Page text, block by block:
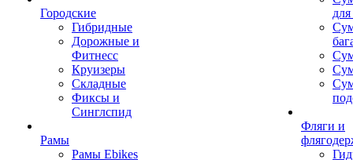
Городские
Гибридные
Дорожные и
Фитнесс
Круизеры
Складные
Фиксы и
Синглспид
Рамы
Рамы Ebikes
Фляги и